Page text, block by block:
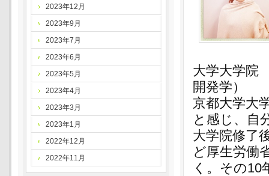
大学大学院
開発学）
京都大学大
と感じ、自
大学院修了
ど厚生労働
く。その10
2023年12月
2023年9月
2023年7月
2023年6月
2023年5月
2023年4月
2023年3月
2023年1月
2022年12月
2022年11月